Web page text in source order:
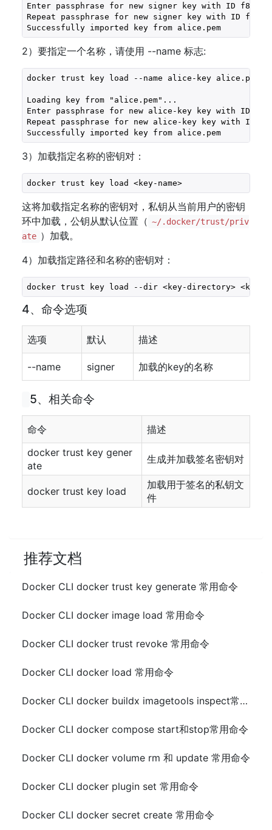
Enter passphrase for new signer key with ID
Repeat passphrase for new signer key with ID
Successfully imported key from alice.pem
2）要指定一个名称，请使用 --name 标志:
docker trust key load --name alice-key alice.pem
Loading key from "alice.pem"...
Enter passphrase for new alice-key key with ID
Repeat passphrase for new alice-key key with ID
Successfully imported key from alice.pem
3）加载指定名称的密钥对：
docker trust key load <key-name>
这将加载指定名称的密钥对，私钥从当前用户的密钥
环中加载，公钥从默认位置（ ~/.docker/trust/priv
ate ）加载。
4）加载指定路径和名称的密钥对：
docker trust key load --dir <key-directory> <key-
4、命令选项
选项 默认 描述
--name signer 加载的key的名称
5、相关命令
命令
描述
docker trust key gener
ate
生成并加载签名密钥对
docker trust key load
加载用于签名的私钥文
件
推荐文档
Docker CLI docker trust key generate 常用命令
Docker CLI docker image load 常用命令
Docker CLI docker trust revoke 常用命令
Docker CLI docker load 常用命令
Docker CLI docker buildx imagetools inspect常用命令
Docker CLI docker compose start和stop常用命令
Docker CLI docker volume rm 和 update 常用命令
Docker CLI docker plugin set 常用命令
Docker CLI docker secret create 常用命令